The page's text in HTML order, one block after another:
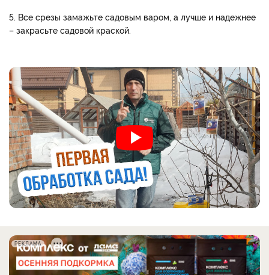
5. Все срезы замажьте садовым варом, а лучше и надежнее
– закрасьте садовой краской.
РЕКЛАМА